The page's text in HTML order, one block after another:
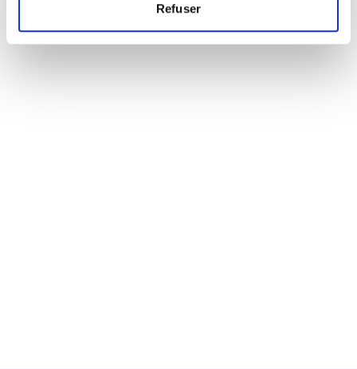
Refuser